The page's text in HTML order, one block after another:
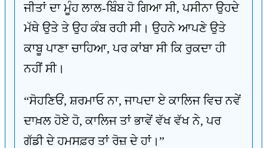
ਜੀਤਾਂ ਦਾ ਮੂੰਹ ਲਾਲ-ਬਿੰਬ ਹੋ ਗਿਆ ਸੀ, ਪਸੀਨਾ ਉਹਦੇ
ਮੱਥੇ ਉਤੇ ਤੇ ਉਹ ਕੰਬ ਰਹੀ ਸੀ। ਉਹਨੇ ਆਪਣੇ ਉਤੇ
ਕਾਬੂ ਪਾਣਾ ਚਾਹਿਆ, ਪਰ ਕਾਂਬਾ ਸੀ ਕਿ ਰੁਕਦਾ ਹੀ
ਨਹੀਂ ਸੀ।
“ਸੋਹਣਿਓਂ, ਸ਼ਰਮਾਓ ਨਾ, ਜਾਪਦਾ ਏ ਕਾਲਿਜ ਵਿਚ ਨਵੇਂ
ਦਾਖ਼ਲ ਹੋਏ ਹੋ, ਕਾਲਿਜ ਤਾਂ ਭਾਵੇਂ ਵੱਖ ਵੱਖ ਨੇ, ਪਰ
ਗੱਡੀ ਦੇ ਹਮਸਫ਼ਰ ਤਾਂ ਰੋਜ਼ ਦੇ ਹਾਂ।”